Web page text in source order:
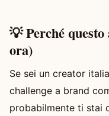
💡 Perché
ora)
Se sei un creator
challenge a brand
probabilmente ti stai